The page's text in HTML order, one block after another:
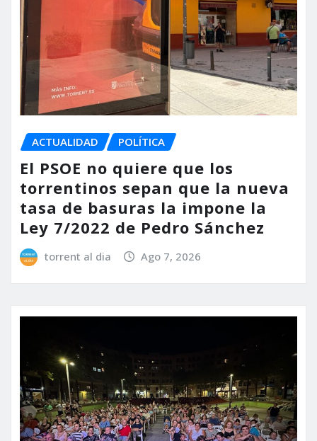
ACTUALIDAD POLÍTICA
El PSOE no quiere que los
torrentinos sepan que la nueva
tasa de basuras la impone la
Ley 7/2022 de Pedro Sánchez
torrent al dia Ago 7, 2026